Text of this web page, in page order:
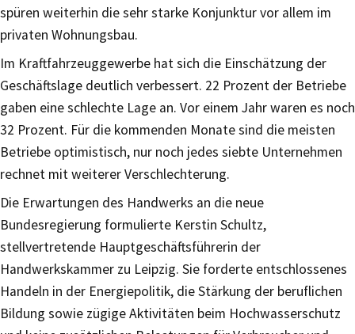
spüren weiterhin die sehr starke Konjunktur vor allem im
privaten Wohnungsbau.
Im Kraftfahrzeuggewerbe hat sich die Einschätzung der
Geschäftslage deutlich verbessert. 22 Prozent der Betriebe
gaben eine schlechte Lage an. Vor einem Jahr waren es noch
32 Prozent. Für die kommenden Monate sind die meisten
Betriebe optimistisch, nur noch jedes siebte Unternehmen
rechnet mit weiterer Verschlechterung.
Die Erwartungen des Handwerks an die neue
Bundesregierung formulierte Kerstin Schultz,
stellvertretende Hauptgeschäftsführerin der
Handwerkskammer zu Leipzig. Sie forderte entschlossenes
Handeln in der Energiepolitik, die Stärkung der beruflichen
Bildung sowie zügige Aktivitäten beim Hochwasserschutz